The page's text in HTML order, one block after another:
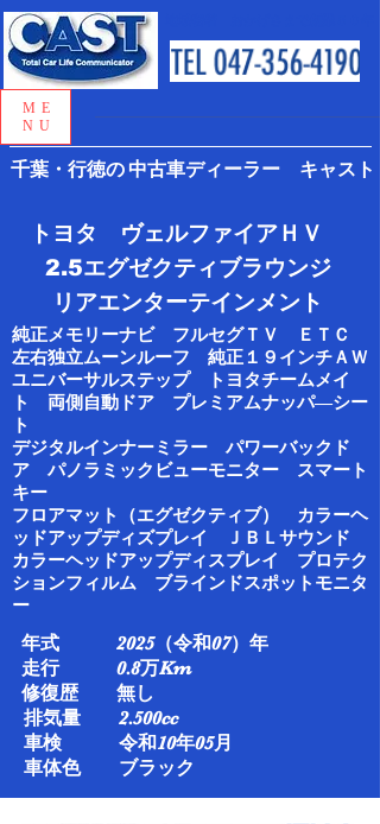
千葉・行徳の中古車ディーラー キャスト
ME
NU
トヨタ ヴェルファイアＨＶ
2.5エグゼクティブラウンジ
​リアエンターテインメント
純正メモリーナビ フルセグＴＶ ＥＴＣ
左右独立ムーンルーフ 純正１９インチＡＷ
ユニバーサルステップ トヨタチームメイ
ト 両側自動ドア プレミアムナッパ―シー
ト
デジタルインナーミラー パワーバックド
ア パノラミックビューモニター スマート
キー
フロアマット（エグゼクティブ） カラーヘ
ッドアップディズプレイ ＪＢＬサウンド
​カラーヘッドアップディスプレイ プロテク
ションフィルム ブラインドスポットモニタ
ー
年式 2025（令和07）年
走行 0.8万Km​
修復歴 無し
排気量 2.500cc
車検 令和10年05月​
車体色 ブラック